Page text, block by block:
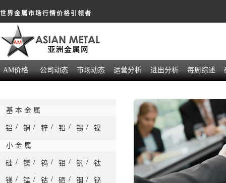
世界金属市场行情价格引领者
AM价格 公司动态 市场动态 运营分析 进出分析 每周综述
基 本 金 属
铝 / 铜 / 锌 / 铅 / 锡 / 镍
小 金 属
硅 / 镁 / 钨 / 钼 / 钒 / 钛
锑 / 锰 / 钴 / 硒 / 铟 / 铋